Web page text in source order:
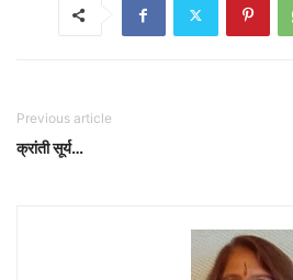
Previous article
क्रांती सूर्य…